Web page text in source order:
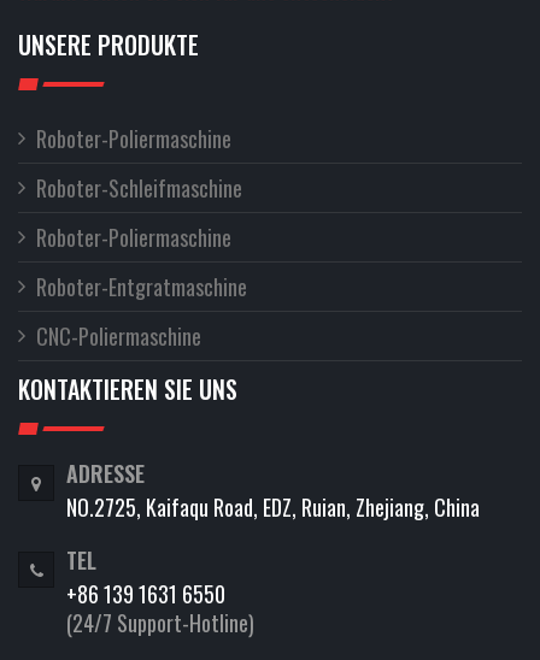
UNSERE PRODUKTE
Roboter-Poliermaschine
Roboter-Schleifmaschine
Roboter-Poliermaschine
Roboter-Entgratmaschine
CNC-Poliermaschine
KONTAKTIEREN SIE UNS
ADRESSE
NO.2725, Kaifaqu Road, EDZ, Ruian, Zhejiang, China
TEL
+86 139 1631 6550
(24/7 Support-Hotline)